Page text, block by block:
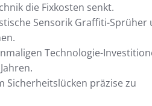
die Fixkosten senkt.
Sensorik Graffiti-Sprüher
Technologie-
Sicherheitslücken präzise zu